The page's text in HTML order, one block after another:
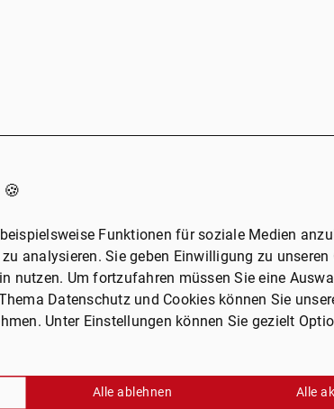
Funktionen für soziale Medien
analysieren. Sie geben Einwilligung zu unseren
nutzen. Um fortzufahren müssen Sie eine
Datenschutz und Cookies können Sie
Unter Einstellungen können Sie gezielt
Alle ablehnen Alle